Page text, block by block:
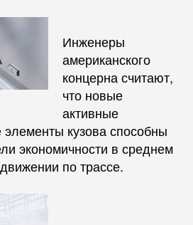
Инженеры
американского
концерна считают,
что новые
активные
кузова способны
экономичности в среднем
по трассе.